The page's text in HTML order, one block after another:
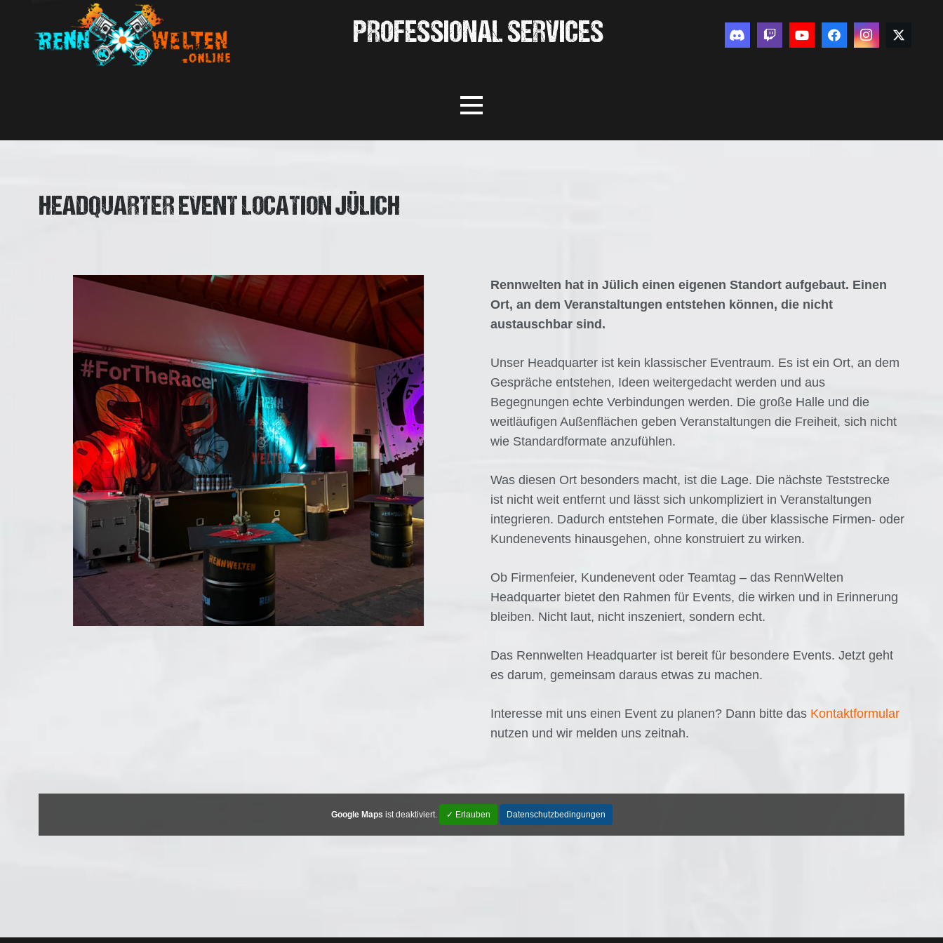
PROFESSIONAL SERVICES
HEADQUARTER EVENT LOCATION JÜLICH
Rennwelten hat in Jülich einen eigenen Standort aufgebaut. Einen
Ort, an dem Veranstaltungen entstehen können, die nicht
austauschbar sind.
Unser Headquarter ist kein klassischer Eventraum. Es ist ein Ort, an dem
Gespräche entstehen, Ideen weitergedacht werden und aus
Begegnungen echte Verbindungen werden. Die große Halle und die
weitläufigen Außenflächen geben Veranstaltungen die Freiheit, sich nicht
wie Standardformate anzufühlen.
Was diesen Ort besonders macht, ist die Lage. Die nächste Teststrecke
ist nicht weit entfernt und lässt sich unkompliziert in Veranstaltungen
integrieren. Dadurch entstehen Formate, die über klassische Firmen- oder
Kundenevents hinausgehen, ohne konstruiert zu wirken.
Ob Firmenfeier, Kundenevent oder Teamtag – das RennWelten
Headquarter bietet den Rahmen für Events, die wirken und in Erinnerung
bleiben. Nicht laut, nicht inszeniert, sondern echt.
Das Rennwelten Headquarter ist bereit für besondere Events. Jetzt geht
es darum, gemeinsam daraus etwas zu machen.
Interesse mit uns einen Event zu planen? Dann bitte das Kontaktformular
nutzen und wir melden uns zeitnah.
Google Maps ist deaktiviert. ✓ Erlauben Datenschutzbedingungen